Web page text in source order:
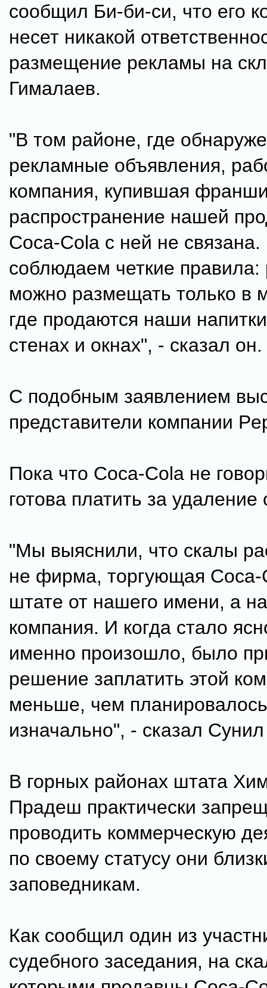
сообщил Би-би-си, что его
несет никакой
размещение рекламы на
Гималаев.
"В том районе, где
рекламные объявления,
компания, купившая
распространение нашей
Coca-Cola с ней не
соблюдаем четкие правила:
можно размещать только в
где продаются наши
стенах и окнах", - сказал он.
С подобным заявлением
представители компании
Пока что Coca-Cola не
готова платить за
"Мы выяснили, что скалы
не фирма, торгующая Coca-
штате от нашего имени, а
компания. И когда стало
именно произошло, было
решение заплатить этой
меньше, чем планировалось
изначально", - сказал Сунил
В горных районах штата
Прадеш практически
проводить коммерческую
по своему статусу они
заповедникам.
Как сообщил один из
судебного заседания, на